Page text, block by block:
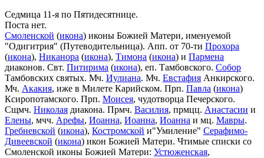
Седмица 11-я по Пятидесятнице.
Поста нет.
Смоленской (икона) иконы Божией Матери, именуемой
"Одигитрия" (Путеводительница). Апп. от 70-ти Прохора
(икона), Никанора (икона), Тимона (икона) и Пармена
диаконов. Свт. Питирима (икона), еп. Тамбовского. Собор
Тамбовских святых. Мч. Иулиана. Мч. Евстафия Анкирского.
Мч. Акакия, иже в Милете Карийском. Прп. Павла (икона)
Ксиропотамского. Прп. Моисея, чудотворца Печерского.
Сщмч. Николая диакона. Прмч. Василия, прмцц. Анастасии и
Елены, мчч. Арефы, Иоанна, Иоанна, Иоанна и мц. Мавры.
Гребневской (икона), Костромской и"Умиление" Серафимо-
Дивеевской (икона) икон Божией Матери. Чтимые списки со
Смоленской иконы Божией Матери: Устюженская,